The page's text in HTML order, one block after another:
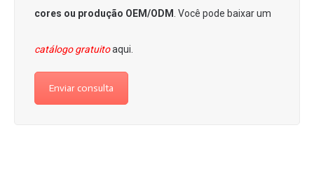
cores ou produção OEM/ODM Você pode baixar um
catálogo gratuitoaqui.
Enviar consulta